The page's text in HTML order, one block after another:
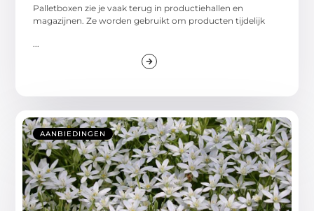
Palletboxen zie je vaak terug in productiehallen en
magazijnen. Ze worden gebruikt om producten tijdelijk
AANBIEDINGEN